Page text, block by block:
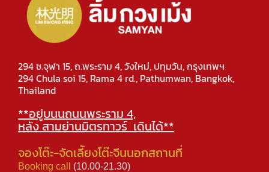
294 ซ.จุฬา 15, ถ.พระราม 4, วังใหม่, ปทุมวัน, กรุงเทพฯ
294 Chula soi 15, Rama 4 rd., Pathumwan, Bangkok,
Thailand
**อยู่บนนถนนพระราม 4,
หลัง สามย่านมิตรทาวร์ เดินได้**
จองโต๊ะ-จัดเลีัยงโต๊ะจีนนอกสถานที่
Booking call (10.00-21.30)